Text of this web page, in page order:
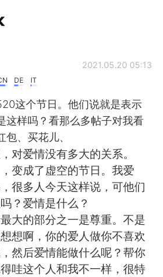
linguistique
简体中文
Español
Deutsch
한국어
DE IT
2021.05.20 05:13
这个节日。他们说就是表示
这样吗？看那么多帖子对我看
、买花儿、
对爱情没有多大的关系。
变成了虚空的节日。我爱
很多人今天这样说，可他们
？爱情是什么？
大的部分之一是尊重。不是
想啊，你的爱人做你不喜欢
然后爱情能做什么呢？帮你
哇这个人和我不一样，很特